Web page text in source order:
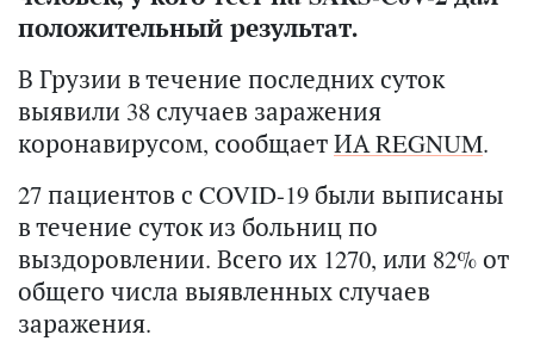
положительный результат.
В Грузии в течение последних суток
выявили 38 случаев заражения
коронавирусом, сообщаетИА REGNUM.
27 пациентов с COVID-19 были выписаны
в течение суток из больниц по
выздоровлении. Всего их 1270, или 82% от
общего числа выявленных случаев
заражения.